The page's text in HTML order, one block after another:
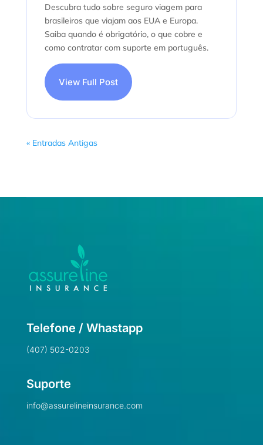
Descubra tudo sobre seguro viagem para
brasileiros que viajam aos EUA e Europa.
Saiba quando é obrigatório, o que cobre e
como contratar com suporte em português.
View Full Post
« Entradas Antigas
Telefone / Whastapp
(407) 502-0203
Suporte
info@assurelineinsurance.com